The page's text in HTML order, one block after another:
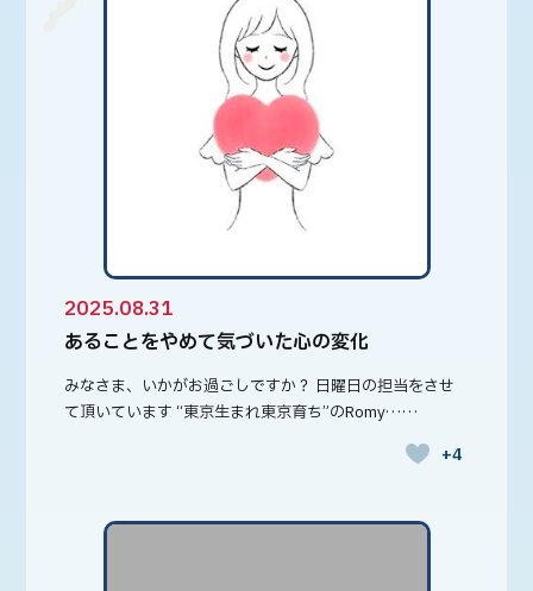
2025.08.31
あることをやめて気づいた心の変化
みなさま、いかがお過ごしですか？ 日曜日の担当をさせ
て頂いています “東京生まれ東京育ち”のRomy……
+4